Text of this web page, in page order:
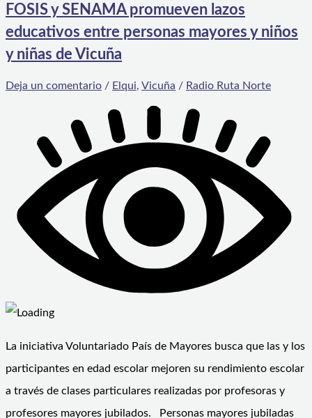
FOSIS y SENAMA promueven lazos
educativos entre personas mayores y niños
y niñas de Vicuña
Deja un comentario / Elqui, Vicuña / Radio Ruta Norte
La iniciativa Voluntariado País de Mayores busca que las y los
participantes en edad escolar mejoren su rendimiento escolar
a través de clases particulares realizadas por profesoras y
profesores mayores jubilados. Personas mayores jubiladas